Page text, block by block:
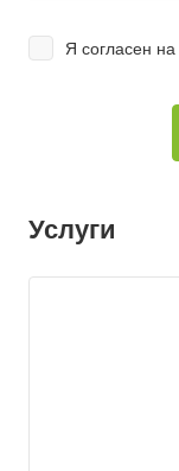
Я согласен на
Услуги